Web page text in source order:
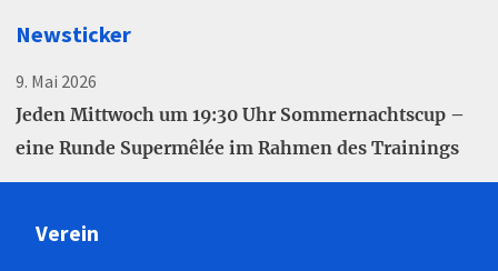
Newsticker
9. Mai 2026
Jeden Mittwoch um 19:30 Uhr Sommernachtscup –
eine Runde Supermêlée im Rahmen des Trainings
Verein